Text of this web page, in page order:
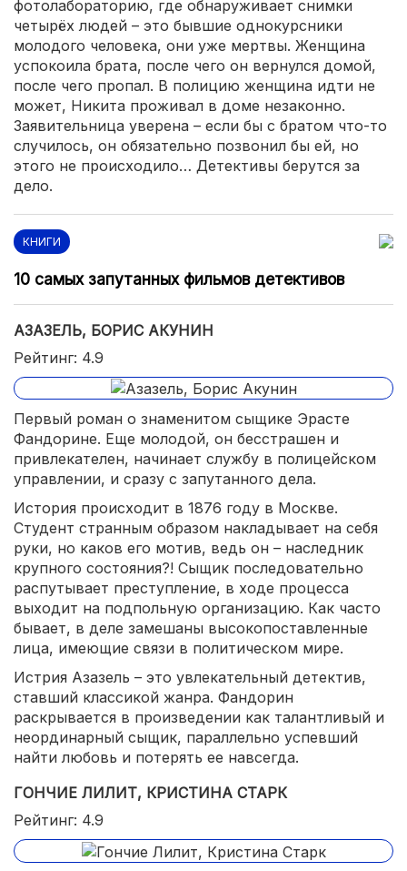
фотолабораторию, где обнаруживает снимки
четырёх людей – это бывшие однокурсники
молодого человека, они уже мертвы. Женщина
успокоила брата, после чего он вернулся домой,
после чего пропал. В полицию женщина идти не
может, Никита проживал в доме незаконно.
Заявительница уверена – если бы с братом что-то
случилось, он обязательно позвонил бы ей, но
этого не происходило… Детективы берутся за
дело.
КНИГИ
10 самых запутанных фильмов детективов
АЗАЗЕЛЬ, БОРИС АКУНИН
Рейтинг: 4.9
Первый роман о знаменитом сыщике Эрасте
Фандорине. Еще молодой, он бесстрашен и
привлекателен, начинает службу в полицейском
управлении, и сразу с запутанного дела.
История происходит в 1876 году в Москве.
Студент странным образом накладывает на себя
руки, но каков его мотив, ведь он – наследник
крупного состояния?! Сыщик последовательно
распутывает преступление, в ходе процесса
выходит на подпольную организацию. Как часто
бывает, в деле замешаны высокопоставленные
лица, имеющие связи в политическом мире.
Истрия Азазель – это увлекательный детектив,
ставший классикой жанра. Фандорин
раскрывается в произведении как талантливый и
неординарный сыщик, параллельно успевший
найти любовь и потерять ее навсегда.
ГОНЧИЕ ЛИЛИТ, КРИСТИНА СТАРК
Рейтинг: 4.9